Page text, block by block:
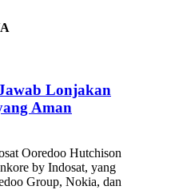
Lonjakan
Aman
Ooredoo Hutchison
by Indosat, yang
Group, Nokia, dan